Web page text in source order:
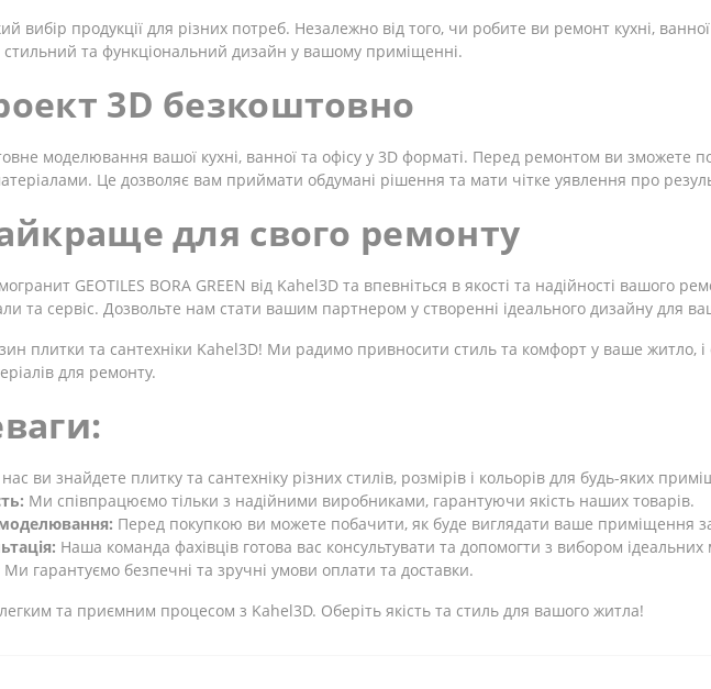
вибір продукції для різних потреб. Незалежно від того, чи робите ви ремонт кухні,
та функціональний дизайн у вашому приміщенні.
3D безкоштовно
моделювання вашої кухні, ванної та офісу у 3D форматі. Перед ремонтом ви зможете
Це дозволяє вам приймати обдумані рішення та мати чітке уявлення про
для свого ремонту
GEOTILES BORA GREEN від Kahel3D та впевніться в якості та надійності вашого
та сервіс. Дозвольте нам стати вашим партнером у створенні ідеального дизайну для
плитки та сантехніки Kahel3D! Ми радимо привносити стиль та комфорт у ваше житло,
для ремонту.
ви знайдете плитку та сантехніку різних стилів, розмірів і кольорів для будь-яких
Ми співпрацюємо тільки з надійними виробниками, гарантуючи якість наших товарів.
Перед покупкою ви можете побачити, як буде виглядати ваше приміщення
Наша команда фахівців готова вас консультувати та допомогти з вибором
Ми гарантуємо безпечні та зручні умови оплати та доставки.
та приємним процесом з Kahel3D. Оберіть якість та стиль для вашого житла!